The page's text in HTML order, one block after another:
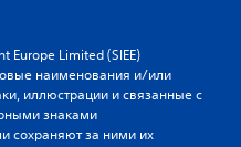
Europe Limited (SIEE)
наименования и/или
иллюстрации и связанные с
знаками
сохраняют за ними их